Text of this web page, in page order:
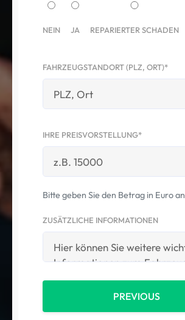
NEIN JA REPARIERTER SCHADEN
FAHRZEUGSTANDORT (PLZ, ORT)*
IHRE PREISVORSTELLUNG*
Bitte geben Sie den Betrag in Euro an
ZUSÄTZLICHE INFORMATIONEN
PREVIOUS